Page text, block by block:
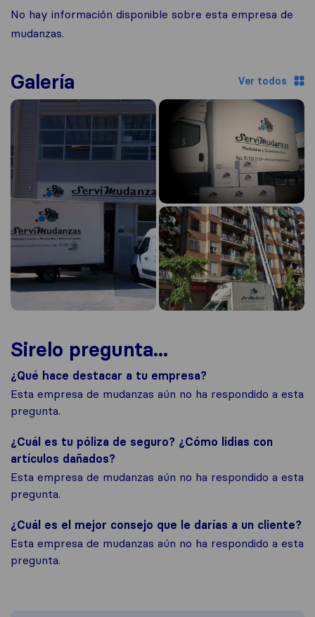
No hay información disponible sobre esta empresa de
mudanzas.
Galería Ver todos
Sirelo pregunta...
¿Qué hace destacar a tu empresa?
Esta empresa de mudanzas aún no ha respondido a esta
pregunta.
¿Cuál es tu póliza de seguro? ¿Cómo lidias con
artículos dañados?
Esta empresa de mudanzas aún no ha respondido a esta
pregunta.
¿Cuál es el mejor consejo que le darías a un cliente?
Esta empresa de mudanzas aún no ha respondido a esta
pregunta.